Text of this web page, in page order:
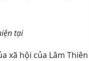
tại
xã hội của Lâm Thiên